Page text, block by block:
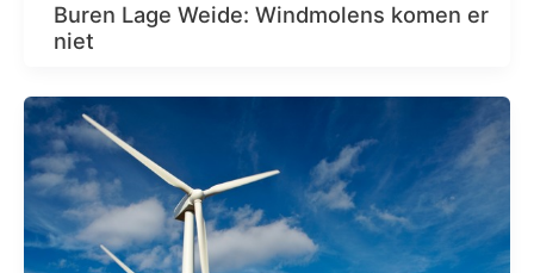
Buren Lage Weide: Windmolens komen er
niet